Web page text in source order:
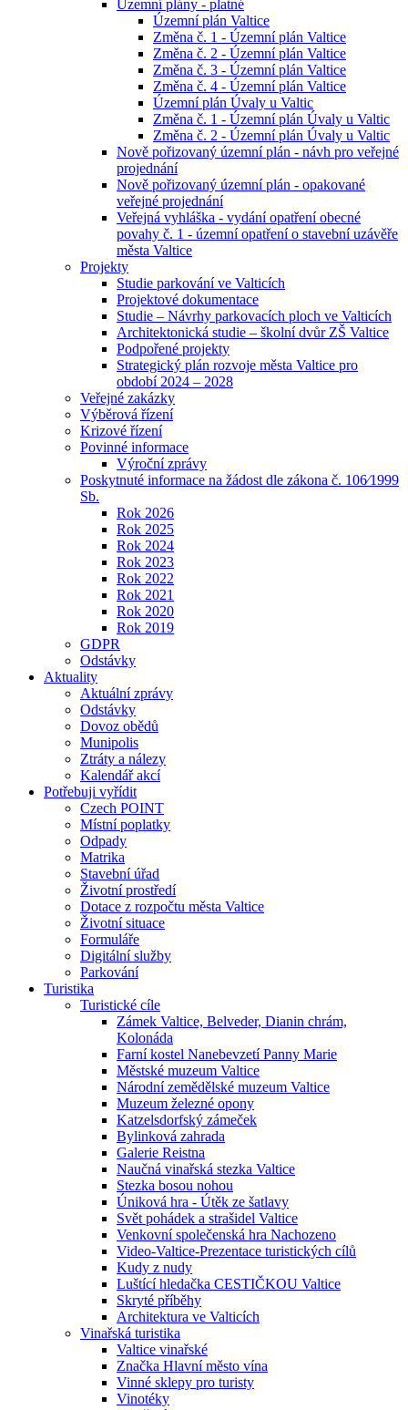
Územní plány - platné
Územní plán Valtice
Změna č. 1 - Územní plán Valtice
Změna č. 2 - Územní plán Valtice
Změna č. 3 - Územní plán Valtice
Změna č. 4 - Územní plán Valtice
Územní plán Úvaly u Valtic
Změna č. 1 - Územní plán Úvaly u Valtic
Změna č. 2 - Územní plán Úvaly u Valtic
Nově pořizovaný územní plán - návh pro veřejné
projednání
Nově pořizovaný územní plán - opakované
veřejné projednání
Veřejná vyhláška - vydání opatření obecné
povahy č. 1 - územní opatření o stavební uzávěře
města Valtice
Projekty
Studie parkování ve Valticích
Projektové dokumentace
Studie – Návrhy parkovacích ploch ve Valticích
Architektonická studie – školní dvůr ZŠ Valtice
Podpořené projekty
Strategický plán rozvoje města Valtice pro
období 2024 – 2028
Veřejné zakázky
Výběrová řízení
Krizové řízení
Povinné informace
Výroční zprávy
Poskytnuté informace na žádost dle zákona č. 106⁄1999
Sb.
Rok 2026
Rok 2025
Rok 2024
Rok 2023
Rok 2022
Rok 2021
Rok 2020
Rok 2019
GDPR
Odstávky
Aktuality
Aktuální zprávy
Odstávky
Dovoz obědů
Munipolis
Ztráty a nálezy
Kalendář akcí
Potřebuji vyřídit
Czech POINT
Místní poplatky
Odpady
Matrika
Stavební úřad
Životní prostředí
Dotace z rozpočtu města Valtice
Životní situace
Formuláře
Digitální služby
Parkování
Turistika
Turistické cíle
Zámek Valtice, Belveder, Dianin chrám,
Kolonáda
Farní kostel Nanebevzetí Panny Marie
Městské muzeum Valtice
Národní zemědělské muzeum Valtice
Muzeum železné opony
Katzelsdorfský zámeček
Bylinková zahrada
Galerie Reistna
Naučná vinařská stezka Valtice
Stezka bosou nohou
Úniková hra - Útěk ze šatlavy
Svět pohádek a strašidel Valtice
Venkovní společenská hra Nachozeno
Video-Valtice-Prezentace turistických cílů
Kudy z nudy
Luštící hledačka CESTIČKOU Valtice
Skryté příběhy
Architektura ve Valticích
Vinařská turistika
Valtice vinařské
Značka Hlavní město vína
Vinné sklepy pro turisty
Vinotéky